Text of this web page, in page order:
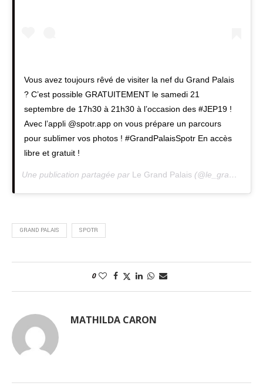
Vous avez toujours rêvé de visiter la nef du Grand Palais
? C’est possible GRATUITEMENT le samedi 21
septembre de 17h30 à 21h30 à l’occasion des #JEP19 !
Avec l’appli @spotr.app on vous prépare un parcours
pour sublimer vos photos ! #GrandPalaisSpotr En accès
libre et gratuit !
Une publication partagée par Le Grand Palais (@le_grand_palais) le
GRAND PALAIS SPOTR
0
MATHILDA CARON